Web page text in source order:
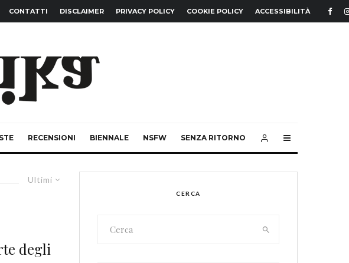
CONTATTI DISCLAIMER PRIVACY POLICY COOKIE POLICY ACCESSIBILITÀ
RECENSIONI BIENNALE NSFW SENZA RITORNO
Ultimi
degli
CERCA